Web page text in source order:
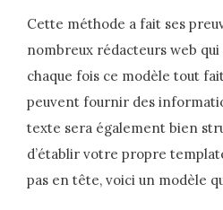
Cette méthode a fait ses
nombreux rédacteurs web
chaque fois ce modèle tout
peuvent fournir des
texte sera également bien
d’établir votre propre
pas en tête, voici un modèle